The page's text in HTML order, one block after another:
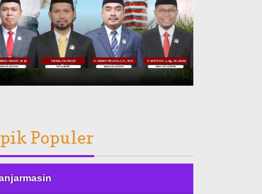
Populer